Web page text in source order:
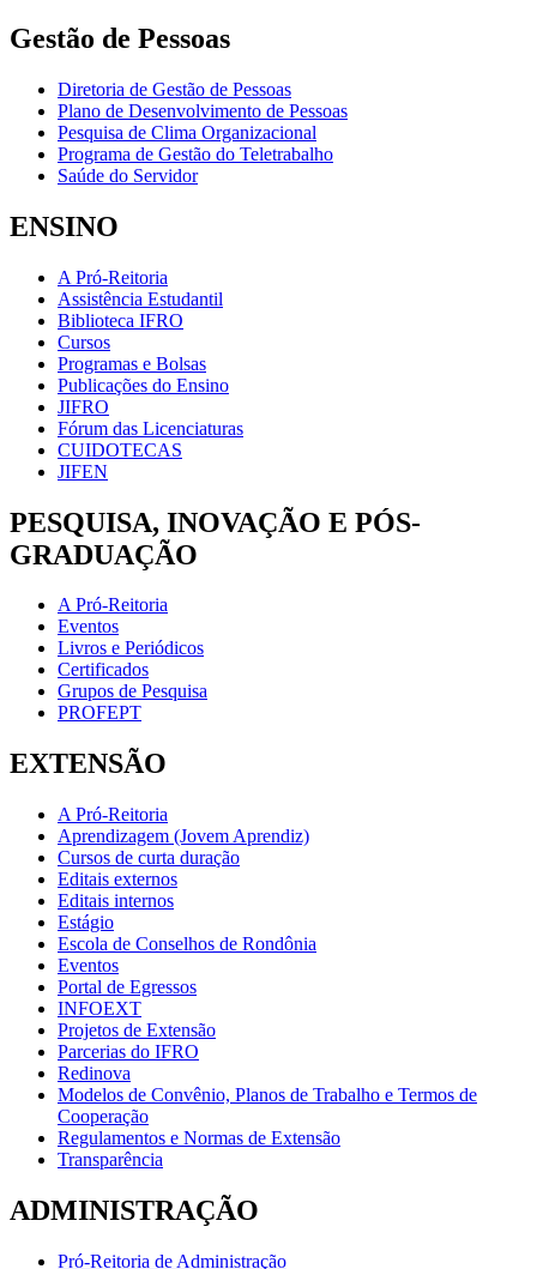
Gestão de Pessoas
Diretoria de Gestão de Pessoas
Plano de Desenvolvimento de Pessoas
Pesquisa de Clima Organizacional
Programa de Gestão do Teletrabalho
Saúde do Servidor
ENSINO
A Pró-Reitoria
Assistência Estudantil
Biblioteca IFRO
Cursos
Programas e Bolsas
Publicações do Ensino
JIFRO
Fórum das Licenciaturas
CUIDOTECAS
JIFEN
PESQUISA, INOVAÇÃO E PÓS-
GRADUAÇÃO
A Pró-Reitoria
Eventos
Livros e Periódicos
Certificados
Grupos de Pesquisa
PROFEPT
EXTENSÃO
A Pró-Reitoria
Aprendizagem (Jovem Aprendiz)
Cursos de curta duração
Editais externos
Editais internos
Estágio
Escola de Conselhos de Rondônia
Eventos
Portal de Egressos
INFOEXT
Projetos de Extensão
Parcerias do IFRO
Redinova
Modelos de Convênio, Planos de Trabalho e Termos de
Cooperação
Regulamentos e Normas de Extensão
Transparência
ADMINISTRAÇÃO
Pró-Reitoria de Administração